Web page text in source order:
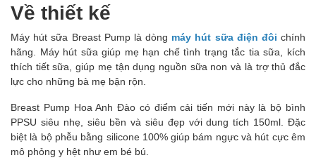
Về thiết kế
Máy hút sữa Breast Pump là dòng máy hút sữa điện đôi chính
hãng. Máy hút sữa giúp mẹ hạn chế tình trạng tắc tia sữa, kích
thích tiết sữa, giúp mẹ tận dụng nguồn sữa non và là trợ thủ đắc
lực cho những bà mẹ bận rộn.
Breast Pump Hoa Anh Đào có điểm cải tiến mới này là bộ bình
PPSU siêu nhẹ, siêu bền và siêu đẹp với dung tích 150ml. Đặc
biệt là bộ phễu bằng silicone 100% giúp bám ngực và hút cực êm
mô phỏng y hệt như em bé bú.